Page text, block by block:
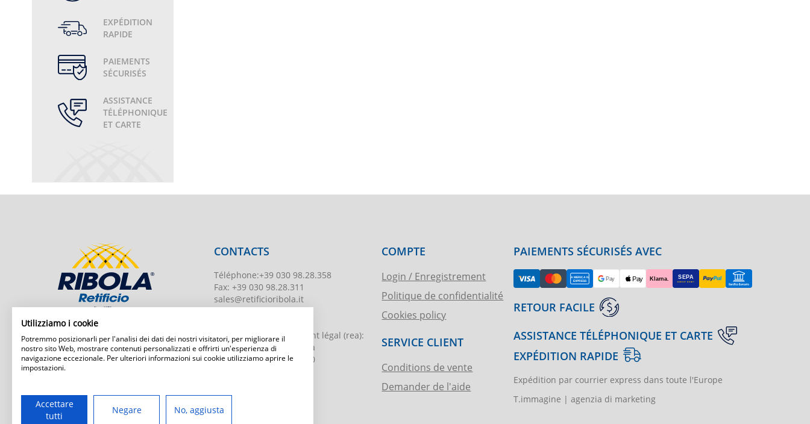
EXPÉDITION
RAPIDE
PAIEMENTS
SÉCURISÉS
ASSISTANCE
TÉLÉPHONIQUE
ET CARTE
25040 Timoline di C.F. (BS)
CONTACTS
Téléphone:+39 030 98.28.358
Fax: +39 030 98.28.311
sales@retificioribola.it
Numéro d'enregistrement légal (rea):
BS-203951 Uff. di Brescia
Capital social:€ 51.000,00
www.retificioribola.it
COMPTE
Login / Enregistrement
Politique de confidentialité
Cookies policy
SERVICE CLIENT
Conditions de vente
Demander de l'aide
PAIEMENTS SÉCURISÉS AVEC
RETOUR FACILE
ASSISTANCE TÉLÉPHONIQUE ET CARTE
EXPÉDITION RAPIDE
Expédition par courrier express dans toute l'Europe
T.immagine | agenzia di marketing
Utilizziamo i cookie
Potremmo posizionarli per l'analisi dei dati dei nostri visitatori, per migliorare il
nostro sito Web, mostrare contenuti personalizzati e offrirti un'esperienza di
navigazione eccezionale. Per ulteriori informazioni sui cookie utilizziamo aprire le
impostazioni.
Accettare
tutti
Negare No, aggiusta